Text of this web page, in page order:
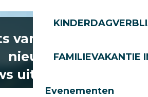
FAMILIEVAKANTIE
Evenementen
van het laatste
nieuws
uit Les Gets!